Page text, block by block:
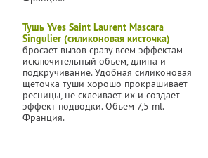
Тушь Yves Saint Laurent Mascara
Singulier (силиконовая кисточка)
бросает вызов сразу всем эффектам –
исключительный объем, длина и
подкручивание. Удобная силиконовая
щеточка туши хорошо прокрашивает
ресницы, не склеивает их и создает
эффект подводки. Объем 7,5 ml.
Франция.